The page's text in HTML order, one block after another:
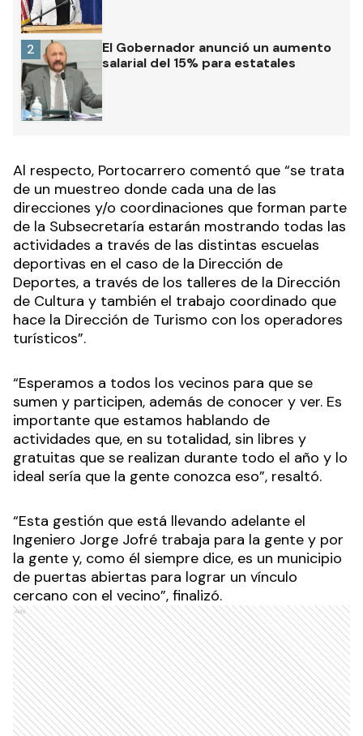
El Gobernador anunció un aumento
salarial del 15% para estatales
2
Al respecto, Portocarrero comentó que “se trata
de un muestreo donde cada una de las
direcciones y/o coordinaciones que forman parte
de la Subsecretaría estarán mostrando todas las
actividades a través de las distintas escuelas
deportivas en el caso de la Dirección de
Deportes, a través de los talleres de la Dirección
de Cultura y también el trabajo coordinado que
hace la Dirección de Turismo con los operadores
turísticos”.
“Esperamos a todos los vecinos para que se
sumen y participen, además de conocer y ver. Es
importante que estamos hablando de
actividades que, en su totalidad, sin libres y
gratuitas que se realizan durante todo el año y lo
ideal sería que la gente conozca eso”, resaltó.
“Esta gestión que está llevando adelante el
Ingeniero Jorge Jofré trabaja para la gente y por
la gente y, como él siempre dice, es un municipio
de puertas abiertas para lograr un vínculo
cercano con el vecino”, finalizó.
Ads